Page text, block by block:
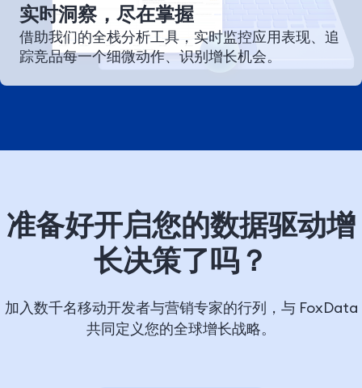
实时洞察，尽在掌握
借助我们的全栈分析工具，实时监控应用表现、追
踪竞品每一个细微动作、识别增长机会。
准备好开启您的数据驱动增
长决策了吗？
加入数千名移动开发者与营销专家的行列，与 FoxData
共同定义您的全球增长战略。